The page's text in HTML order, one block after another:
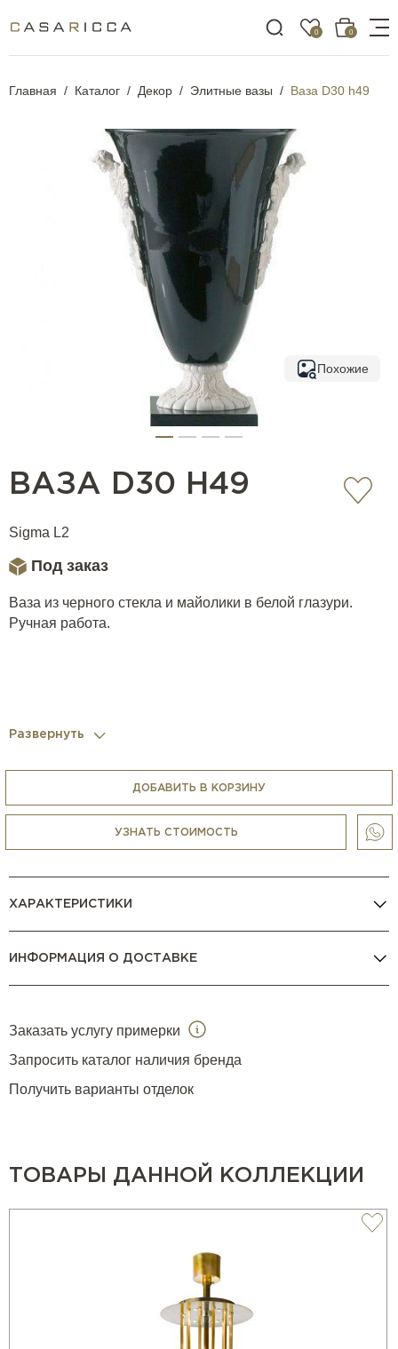
0 0
Главная Каталог Декор Элитные вазы Ваза D30 h49
Похожие
ВАЗА D30 H49
Sigma L2
Под заказ
Ваза из черного стекла и майолики в белой глазури.
Ручная работа.
Развернуть
ДОБАВИТЬ В КОРЗИНУ
УЗНАТЬ СТОИМОСТЬ
ХАРАКТЕРИСТИКИ
ИНФОРМАЦИЯ О ДОСТАВКЕ
Заказать услугу примерки
Запросить каталог наличия бренда
Получить варианты отделок
ТОВАРЫ ДАННОЙ КОЛЛЕКЦИИ